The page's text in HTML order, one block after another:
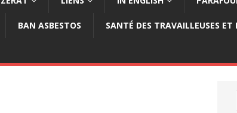
BAN ASBESTOS SANTÉ DES TRAVAILLEUSES ET